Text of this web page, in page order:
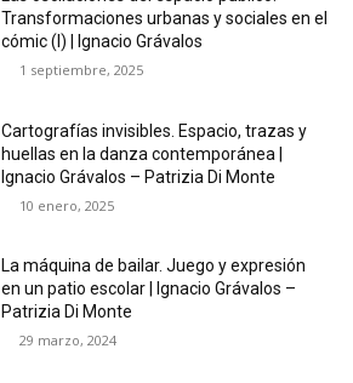
Transformaciones urbanas y sociales en el
cómic (I) | Ignacio Grávalos
1 septiembre, 2025
Cartografías invisibles. Espacio, trazas y
huellas en la danza contemporánea |
Ignacio Grávalos – Patrizia Di Monte
10 enero, 2025
La máquina de bailar. Juego y expresión
en un patio escolar | Ignacio Grávalos –
Patrizia Di Monte
29 marzo, 2024